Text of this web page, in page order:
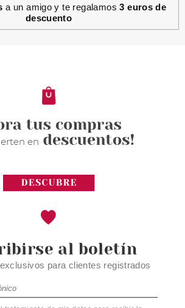
a un amigo y te regalamos3 euros de
descuento
al boletín
para clientes registrados